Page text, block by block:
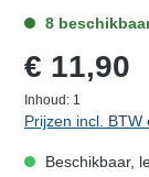
8
€ 11,90
Inhoud: 1
Prijzen incl.
Beschikbaar,